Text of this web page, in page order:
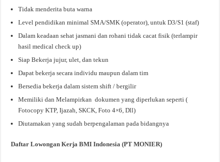
Tidak menderita buta warna
Level pendidikan minimal SMA/SMK (operator), untuk D3/S1 (staf)
Dalam keadaan sehat jasmani dan rohani tidak cacat fisik (terlampir
hasil medical check up)
Siap Bekerja jujur, ulet, dan tekun
Dapat bekerja secara individu maupun dalam tim
Bersedia bekerja dalam sistem shift / bergilir
Memiliki dan Melampirkan dokumen yang diperlukan seperti (
Fotocopy KTP, Ijazah, SKCK, Foto 4×6, Dll)
Diutamakan yang sudah berpengalaman pada bidangnya
Daftar Lowongan Kerja BMI Indonesia (PT MONIER)